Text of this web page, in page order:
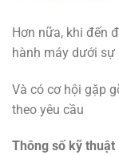
Hơn nữa, khi đến
hành máy dưới
Và có cơ hội gặp
theo yêu cầu
Thông số kỹ thuật